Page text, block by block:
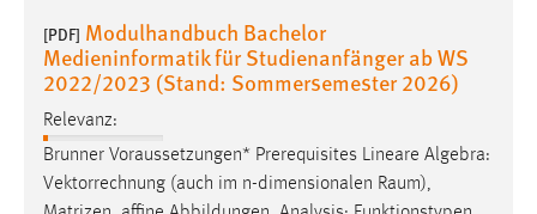
[PDF] Modulhandbuch Bachelor
Medieninformatik für Studienanfänger ab WS
2022/2023 (Stand: Sommersemester 2026)
Relevanz:
Brunner Voraussetzungen* Prerequisites Lineare Algebra:
Vektorrechnung (auch im n-dimensionalen Raum),